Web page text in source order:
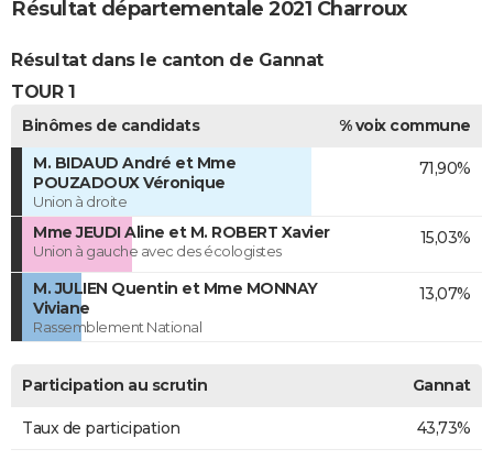
Résultat départementale 2021 Charroux
Résultat dans le canton de Gannat
TOUR 1
Binômes de candidats
% voix commune
M. BIDAUD André et Mme
POUZADOUX Véronique
Union à droite
71,90%
Mme JEUDI Aline et M. ROBERT Xavier
Union à gauche avec des écologistes
15,03%
M. JULIEN Quentin et Mme MONNAY
Viviane
Rassemblement National
13,07%
Participation au scrutin Gannat
Taux de participation 43,73%